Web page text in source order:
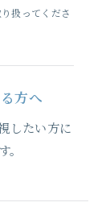
扱ってくださ
方へ
したい方に